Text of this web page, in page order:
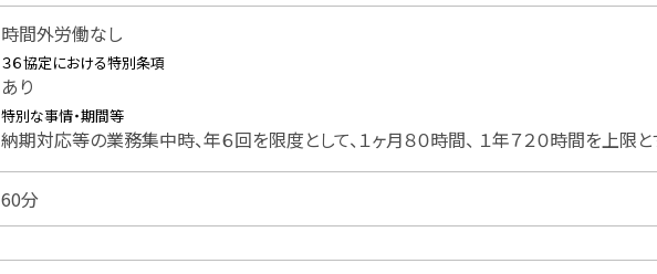
時間外労働なし
３６協定における特別条項
あり
特別な事情・期間等
納期対応等の業務集中時、年６回を限度として、１ヶ月８０時間、 １年７２０時間を上限と
60分